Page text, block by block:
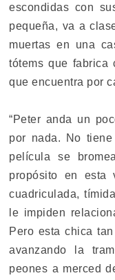
escondidas con
pequeña, va a
muertas en una
tótems que fabrica
que encuentra por
“Peter anda un
por nada. No
película se
propósito en esta
cuadriculada,
le impiden
Pero esta chica
avanzando la
peones a merced